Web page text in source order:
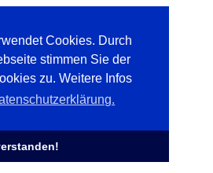
Cookies. Durch
stimmen Sie der
zu. Weitere Infos